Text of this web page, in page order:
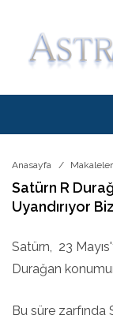
Anasayfa Makaleler
Satürn R
Uyandırıyor
Satürn, 23
Durağan
Bu süre zarfında